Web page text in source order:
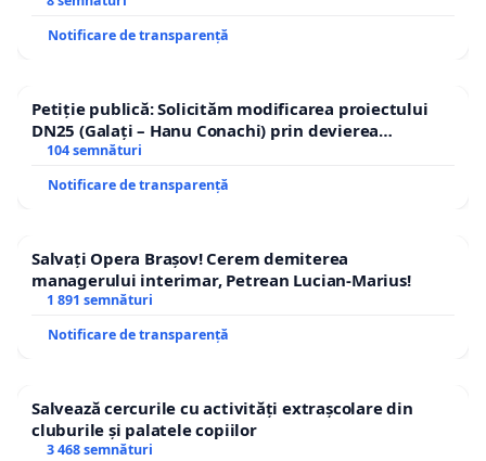
Notificare de transparență
Petiție publică: Solicităm modificarea proiectului
DN25 (Galați – Hanu Conachi) prin devierea
traseului în afara localităților!
104 semnături
Notificare de transparență
Salvați Opera Brașov! Cerem demiterea
managerului interimar, Petrean Lucian-Marius!
1 891 semnături
Notificare de transparență
Salvează cercurile cu activități extrașcolare din
cluburile și palatele copiilor
3 468 semnături